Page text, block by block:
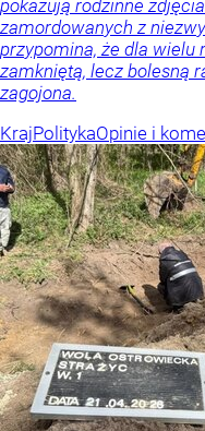
pokazują rodzinne
zamordowanych z
przypomina, że dla wielu
zamkniętą, lecz bolesną
zagojona.
KrajPolitykaOpinie i